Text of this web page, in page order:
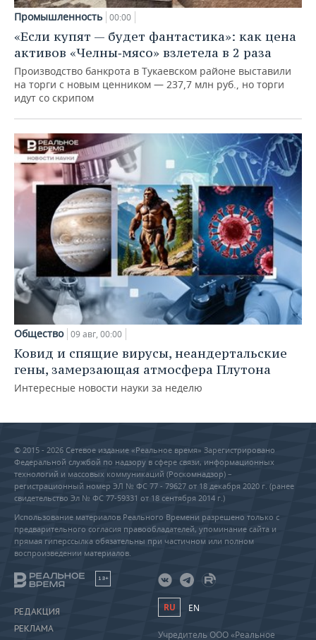
Промышленность 00:00
«Если купят — будет фантастика»: как цена
активов «Челны‑мясо» взлетела в 2 раза
Производство банкрота в Тукаевском районе выставили
на торги с новым ценником — 237,7 млн руб., но торги
идут со скрипом
Общество 09 авг, 00:00
Ковид и спящие вирусы, неандертальские
гены, замерзающая атмосфера Плутона
Интересные новости науки за неделю
© 2015 - 2026 Сетевое издание «Реальное время» Зарегистрировано
Федеральной службой по надзору в сфере связи, информационных
технологий и массовых коммуникаций (Роскомнадзор) –
регистрационный номер ЭЛ № ФС 77 - 79627 от 18 декабря 2020 г. (ранее
свидетельство Эл № ФС 77-59331 от 18 сентября 2014 г.)
Использование материалов Реального Времени разрешено только с
предварительного согласия правообладателей, упоминание сайта и
прямая гиперссылка обязательны при частичном или полном
воспроизведении материалов.
18+
РЕДАКЦИЯ
РЕКЛАМА
RU EN
Учредитель ООО «Реальное